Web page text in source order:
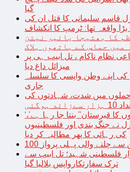
گیا
قاسم سلیمانی کا قتل ان کی
واقعہ تھا: ٹرمپ کا انکشاف
کا بھتیجا یائیر نیتن
میں حماس کے ہاتھوں ہلاک
نظام ناکام ، تل ابیب ہی پر
میزائل داغ دیا
کی اپنے وطن واپسی کا سلسلہ
جاری
حملوں میں شدت، شہادتوں کی
سےزائد ہوگئی
‘کوئی محفوظ نہیں، غزہ “بچوں کا قبرستان” بنتا جا رہا ہے’،
نے جنگ بندی اور فلسطینیوں
کی رہائی کا پھر مطالبہ کر دیا
سے چلنے والی پہلی پرواز
حملوں میں 9 ہزار فلسطینی شہید؛ تل ابیب سے
ترک سفارتکارواپس بلالیا گیا